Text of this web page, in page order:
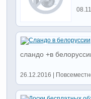
сландо +в
26.12.2016 |